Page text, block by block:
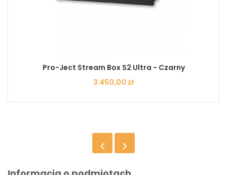
Pro-Ject Stream Box S2 Ultra - Czarny
Cena
3 450,00 zł